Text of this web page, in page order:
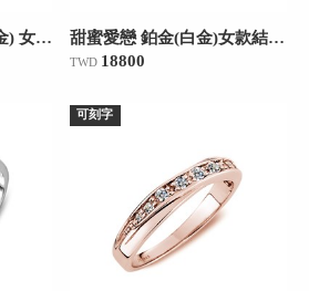
幸福守候 玫瑰金(18K金) 女款結婚對戒 甜蜜愛戀 鉑金(白金)女款結婚對戒
TWD 18800
可刻字